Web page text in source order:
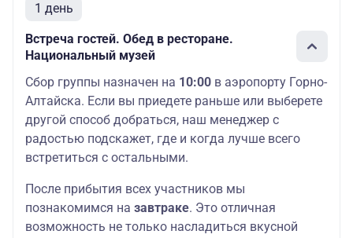
1 день
Встреча гостей. Обед в ресторане.
Национальный музей
Сбор группы назначен на 10:00 в аэропорту Горно-
Алтайска. Если вы приедете раньше или выберете
другой способ добраться, наш менеджер с
радостью подскажет, где и когда лучше всего
встретиться с остальными.
После прибытия всех участников мы
познакомимся на завтраке. Это отличная
возможность не только насладиться вкусной